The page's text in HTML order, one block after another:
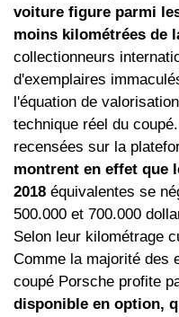
voiture figure parmi
moins kilométrées de
collectionneurs
d'exemplaires
l'équation de
technique réel du
recensées sur la
montrent en effet que
2018 équivalentes se
500.000 et 700.000
Selon leur kilométrage
Comme la majorité des
coupé Porsche profite
disponible en option,